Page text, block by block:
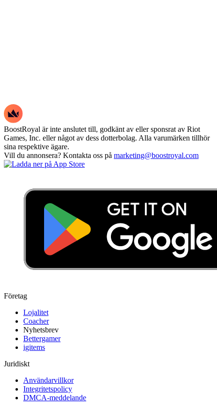
BoostRoyal är inte anslutet till, godkänt av eller sponsrat av Riot
Games, Inc. eller något av dess dotterbolag. Alla varumärken tillhör
sina respektive ägare.
Vill du annonsera? Kontakta oss på marketing@boostroyal.com
Företag
Lojalitet
Coacher
Nyhetsbrev
Bettergamer
igitems
Juridiskt
Användarvillkor
Integritetspolicy
DMCA-meddelande